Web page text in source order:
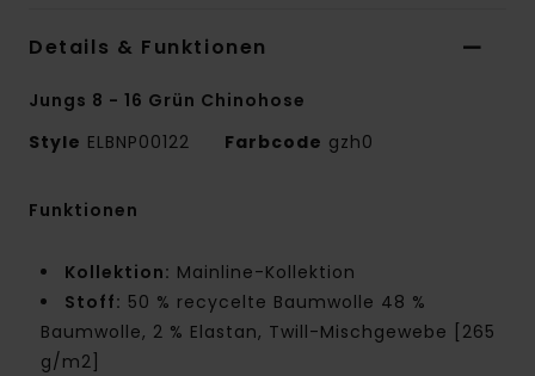
Details & Funktionen
Jungs 8 - 16 Grün Chinohose
Style ELBNP00122 Farbcode gzh0
Funktionen
Kollektion: Mainline-Kollektion
Stoff: 50 % recycelte Baumwolle 48 %
Baumwolle, 2 % Elastan, Twill-Mischgewebe [265
g/m2]